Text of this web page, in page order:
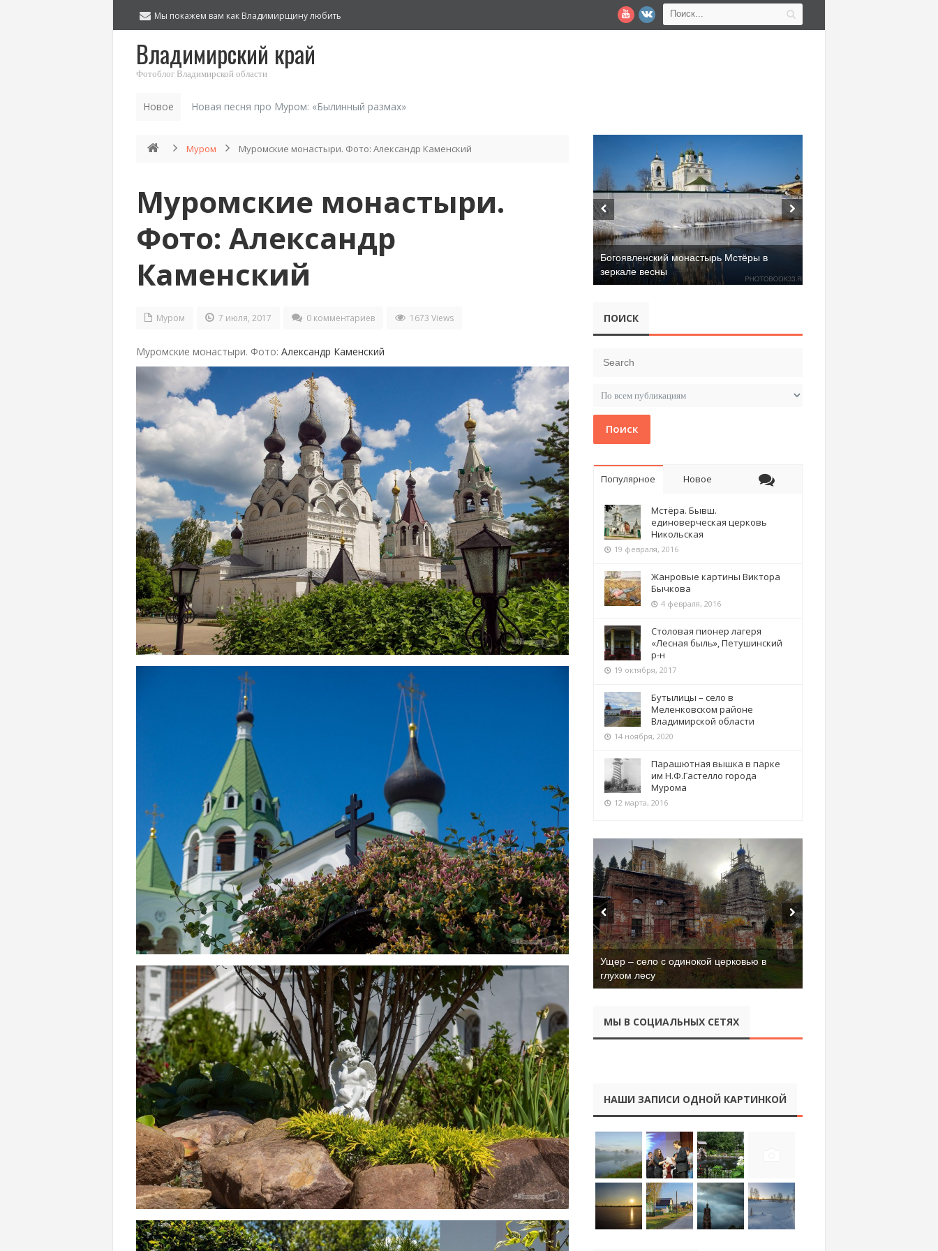
Мы покажем вам как Владимирщину любить
Владимирский край
Фотоблог Владимирской области
Новое Новая песня про Муром: «Былинный размах»
Муром Муромские монастыри. Фото: Александр Каменский
Муромские монастыри.
Фото: Александр
Каменский
Муром 7 июля, 2017 0 комментариев 1673 Views
Муромские монастыри. Фото: Александр Каменский
Богоявленский монастырь Мстёры в
зеркале весны
ПОИСК
Поиск
Популярное Новое
Мстёра. Бывш.
единоверческая церковь
Никольская
19 февраля, 2016
Жанровые картины Виктора
Бычкова
4 февраля, 2016
Столовая пионер лагеря
«Лесная быль», Петушинский
р-н
19 октября, 2017
Бутылицы – село в
Меленковском районе
Владимирской области
14 ноября, 2020
Парашютная вышка в парке
им Н.Ф.Гастелло города
Мурома
12 марта, 2016
Ущер – село с одинокой церковью в
глухом лесу
МЫ В СОЦИАЛЬНЫХ СЕТЯХ
НАШИ ЗАПИСИ ОДНОЙ КАРТИНКОЙ